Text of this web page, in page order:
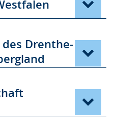
Drenthe-